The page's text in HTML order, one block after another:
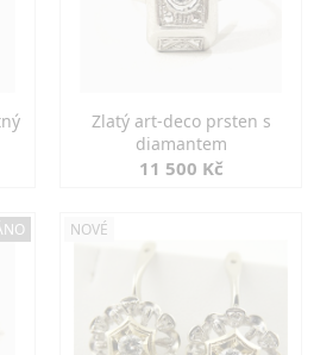
Zlatý art-deco prsten s
diamantem
11 500 Kč
NOVÉ